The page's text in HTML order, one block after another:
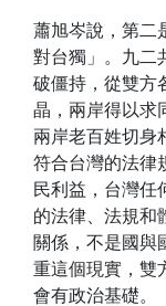
蕭旭岑說，第二
對台獨」。九二
破僵持，從雙方
晶，兩岸得以求
兩岸老百姓切身
符合台灣的法律
民利益，台灣任
的法律、法規和
關係，不是國與
重這個現實，雙
會有政治基礎。